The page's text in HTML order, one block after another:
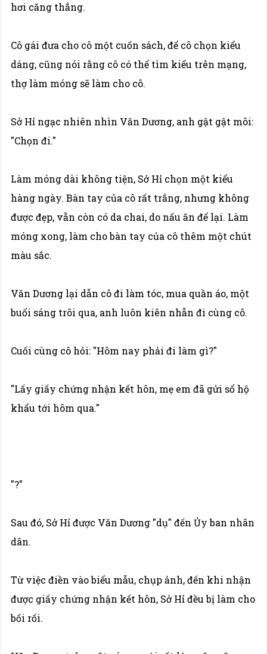
hơi căng thẳng.
Cô gái đưa cho cô một cuốn sách, để cô chọn kiểu
dáng, cũng nói rằng cô có thể tìm kiểu trên mạng,
thợ làm móng sẽ làm cho cô.
Sở Hỉ ngạc nhiên nhìn Văn Dương, anh gật gật môi:
"Chọn đi."
Làm móng dài không tiện, Sở Hỉ chọn một kiểu
hàng ngày. Bàn tay của cô rất trắng, nhưng không
được đẹp, vẫn còn có da chai, do nấu ăn để lại. Làm
móng xong, làm cho bàn tay của cô thêm một chút
màu sắc.
Văn Dương lại dẫn cô đi làm tóc, mua quần áo, một
buổi sáng trôi qua, anh luôn kiên nhẫn đi cùng cô.
Cuối cùng cô hỏi: "Hôm nay phải đi làm gì?"
"Lấy giấy chứng nhận kết hôn, mẹ em đã gửi sổ hộ
khẩu tới hôm qua."
"?"
Sau đó, Sở Hỉ được Văn Dương "dụ" đến Ủy ban nhân
dân.
Từ việc điền vào biểu mẫu, chụp ảnh, đến khi nhận
được giấy chứng nhận kết hôn, Sở Hỉ đều bị làm cho
bối rối.